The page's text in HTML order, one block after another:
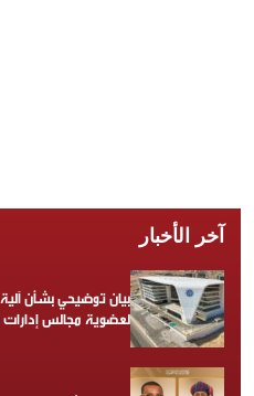
آخر الأخبار
بيان توضيحي بشأن
لعضوية مجالس